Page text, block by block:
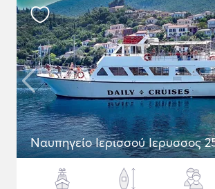
Ναυπηγείο Ιερισσού Ιερυσσος